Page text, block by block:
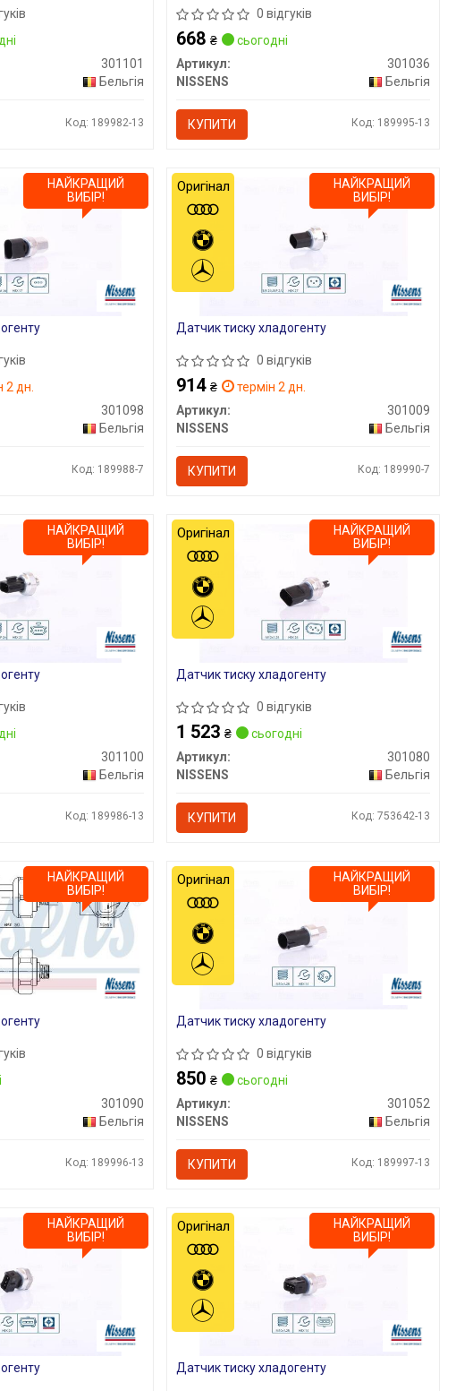
301101
Бельгія
Код: 189982-13
0 відгуків
668₴
сьогодні
Артикул:
301036
NISSENS
Бельгія
КУПИТИ Код: 189995-13
2 дн.
301098
Бельгія
Код: 189988-7
НАЙКРАЩИЙ
ВИБІР!
Датчик тиску хладогенту
0 відгуків
914₴
термін 2 дн.
Артикул:
301009
NISSENS
Бельгія
КУПИТИ Код: 189990-7
НАЙКРАЩИЙ
ВИБІР!
Оригінал
301100
Бельгія
Код: 189986-13
НАЙКРАЩИЙ
ВИБІР!
Датчик тиску хладогенту
0 відгуків
1 523₴
сьогодні
Артикул:
301080
NISSENS
Бельгія
КУПИТИ Код: 753642-13
НАЙКРАЩИЙ
ВИБІР!
Оригінал
301090
Бельгія
Код: 189996-13
НАЙКРАЩИЙ
ВИБІР!
Датчик тиску хладогенту
0 відгуків
850₴
сьогодні
Артикул:
301052
NISSENS
Бельгія
КУПИТИ Код: 189997-13
НАЙКРАЩИЙ
ВИБІР!
Оригінал
НАЙКРАЩИЙ
ВИБІР!
Датчик тиску хладогенту
НАЙКРАЩИЙ
ВИБІР!
Оригінал